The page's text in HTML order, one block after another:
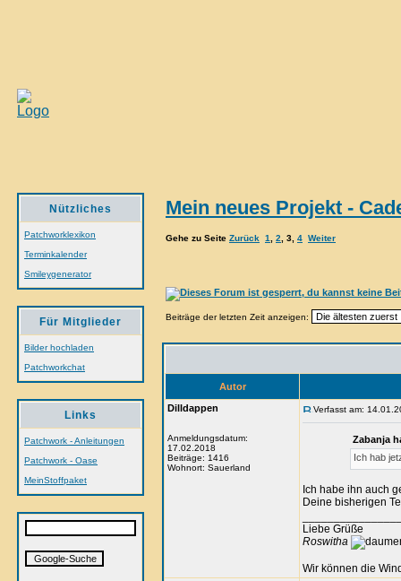
Nützliches
Patchworklexikon
Terminkalender
Smileygenerator
Für Mitglieder
Bilder hochladen
Patchworkchat
Links
Patchwork - Anleitungen
Patchwork - Oase
MeinStoffpaket
Mein neues Projekt -
Gehe zu Seite Zurück 1 2 3 4 Weiter
Beiträge der letzten Zeit anzeigen:
Autor
Dilldappen
Anmeldungsdatum:
17.02.2018
Beiträge: 1416
Wohnort: Sauerland
Verfasst am:
Zabanja
Ich hab
Ich habe ihn auch
Deine bisherigen
Liebe Grüße
Roswitha
Wir können die